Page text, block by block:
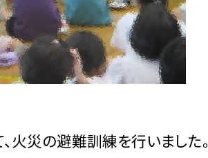
火災の避難訓練を行いました。